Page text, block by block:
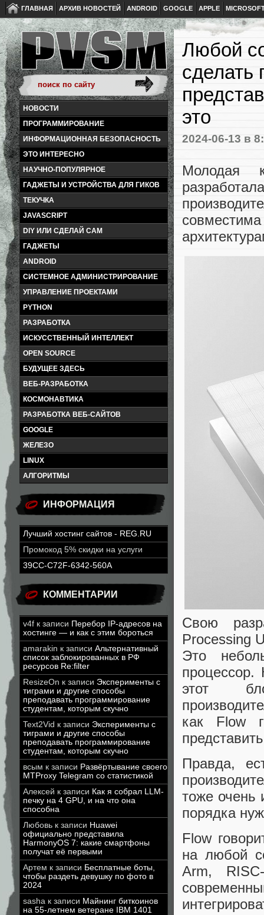
ГЛАВНАЯ АРХИВ НОВОСТЕЙ ANDROID GOOGLE APPLE
НОВОСТИ
ПРОГРАММИРОВАНИЕ
ИНФОРМАЦИОННАЯ БЕЗОПАСНОСТЬ
ЭТО ИНТЕРЕСНО
НАУЧНО-ПОПУЛЯРНОЕ
ГАДЖЕТЫ И УСТРОЙСТВА ДЛЯ ГИКОВ
ТЕКУЧКА
JAVASCRIPT
DIY ИЛИ СДЕЛАЙ САМ
ГАДЖЕТЫ
ANDROID
СИСТЕМНОЕ АДМИНИСТРИРОВАНИЕ
УПРАВЛЕНИЕ ПРОЕКТАМИ
PYTHON
РАЗРАБОТКА
ИСКУССТВЕННЫЙ ИНТЕЛЛЕКТ
OPEN SOURCE
БУДУЩЕЕ ЗДЕСЬ
ВЕБ-РАЗРАБОТКА
КОСМОНАВТИКА
РАЗРАБОТКА ВЕБ-САЙТОВ
GOOGLE
ЖЕЛЕЗО
LINUX
АЛГОРИТМЫ
ИНФОРМАЦИЯ
Лучший хостинг сайтов - REG.RU
Промокод 5% скидки на услуги
39CC-C72F-6342-560A
КОММЕНТАРИИ
v4f к записи Перебор IP-адресов на
хостинге — и как с этим бороться
amarakin к записи Альтернативный
список заблокированных в РФ
ресурсов Re:filter
ResizeOn к записи Эксперименты с
тиграми и другие способы
преподавать программирование
студентам, которым скучно
Text2Vid к записи Эксперименты с
тиграми и другие способы
преподавать программирование
студентам, которым скучно
всым к записи Развёртывание своего
MTProxy Telegram со статистикой
Алексей к записи Как я собрал LLM-
печку на 4 GPU, и на что она
способна
Любовь к записи Huawei
официально представила
HarmonyOS 7: какие смартфоны
получат её первыми
Артем к записи Бесплатные боты,
чтобы раздеть девушку по фото в
2024
sasha к записи Майнинг биткоинов
на 55-летнем ветеране IBM 1401
Любой
сделать
это
2024-06-13 в
Молодая
Свою
Processing
Это
процессор.
этот
как Flow
Правда,
тоже очень
порядка
Flow
на любой
Arm,